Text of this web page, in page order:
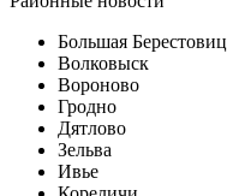
Большая
Волковыск
Вороново
Гродно
Дятлово
Зельва
Ивье